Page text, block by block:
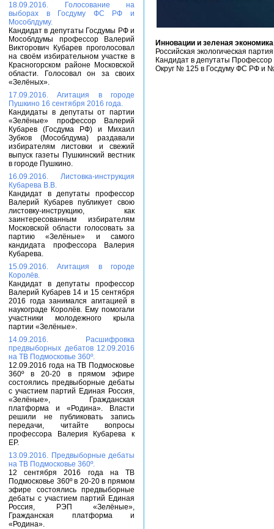
18.09.2016. Голосование на
выборах в Госдуму ФС РФ и
Мособлдуму.
Кандидат в депутаты Госдумы РФ и
Мособлдумы профессор Валерий
Викторович Кубарев проголосовал
на своём избирательном участке в
Красногорском районе Московской
области. Голосовал он за своих
«Зелёных».
17.09.2016. Агитация в городе
Пушкино 16 сентября 2016 года.
Кандидаты в депутаты от партии
«Зелёные» профессор Валерий
Кубарев (Госдума РФ) и Михаил
Зубков (Мособлдума) раздавали
избирателям листовки и свежий
выпуск газеты Пушкинский вестник
в городе Пушкино.
16.09.2016. Листовка-инструкция
Кубарева В.В.
Кандидат в депутаты профессор
Валерий Кубарев публикует свою
листовку-инструкцию, как
заинтересованным избирателям
Московской области голосовать за
партию «Зелёные» и самого
кандидата профессора Валерия
Кубарева.
15.09.2016. Агитация в городе
Королёв.
Кандидат в депутаты профессор
Валерий Кубарев 14 и 15 сентября
2016 года занимался агитацией в
наукограде Королёв. Ему помогали
участники молодежного крыла
партии «Зелёные».
14.09.2016. Расшифровка
предвыборных дебатов 12.09.2016
на ТВ Подмосковье 360º.
12.09.2016 года на ТВ Подмосковье
360º в 20-20 в прямом эфире
состоялись предвыборные дебаты
с участием партий Единая Россия,
«Зелёные», Гражданская
платформа и «Родина». Власти
решили не публиковать запись
передачи, читайте вопросы
профессора Валерия Кубарева к
ЕР.
13.09.2016. Предвыборные дебаты
на ТВ Подмосковье 360º.
12 сентября 2016 года на ТВ
Подмосковье 360º в 20-20 в прямом
эфире состоялись предвыборные
дебаты с участием партий Единая
Россия, РЭП «Зелёные»,
Гражданская платформа и
«Родина».
Инновации и зеленая
Российская экологическая
Кандидат в депутаты
Округ № 125 в Госдуму ФС РФ и